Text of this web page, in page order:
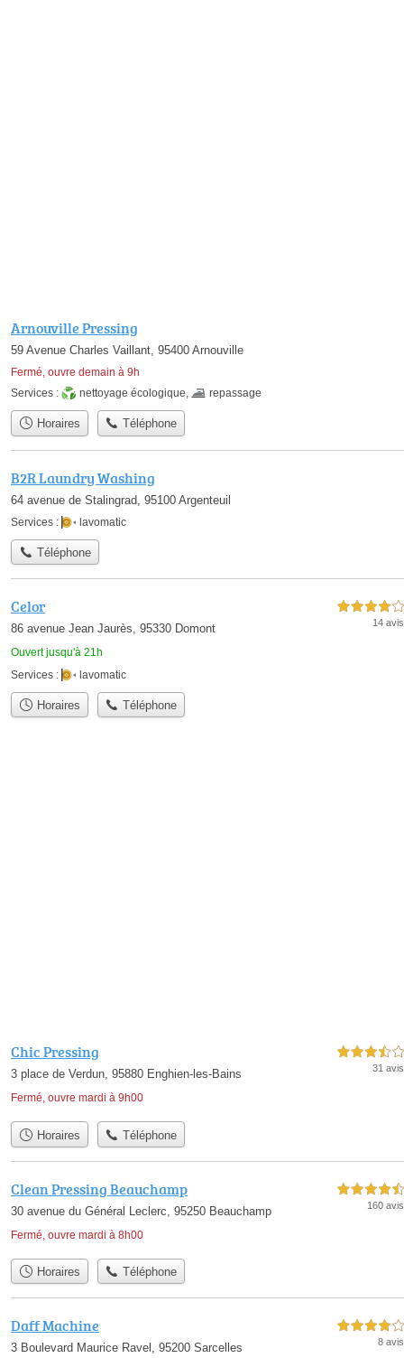
Arnouville Pressing
59 Avenue Charles Vaillant, 95400 Arnouville
Fermé, ouvre demain à 9h
Services :
nettoyage écologique, repassage
Horaires Téléphone
B2R Laundry Washing
64 avenue de Stalingrad, 95100 Argenteuil
Services : lavomatic
Téléphone
Celor
86 avenue Jean Jaurès, 95330 Domont
Ouvert jusqu'à 21h
4,0 étoiles sur 5
14 avis
Services : lavomatic
Horaires Téléphone
Chic Pressing
3 place de Verdun, 95880 Enghien-les-Bains
Fermé, ouvre mardi à 9h00
3,5 étoiles sur 5
31 avis
Horaires Téléphone
Clean Pressing Beauchamp
30 avenue du Général Leclerc, 95250 Beauchamp
Fermé, ouvre mardi à 8h00
4,5 étoiles sur 5
160 avis
Horaires Téléphone
Daff Machine
3 Boulevard Maurice Ravel, 95200 Sarcelles
4,0 étoiles sur 5
8 avis